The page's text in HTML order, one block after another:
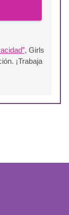
, Girls
¡Trabaja